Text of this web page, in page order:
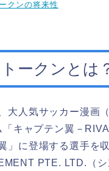
クンの将来性
ークンとは
大人気サッカー漫画
キャプテン翼－
」に登場する選手を
PTE. LTD.（